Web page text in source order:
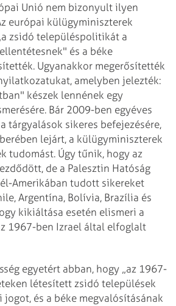
Unió nem bizonyult ilyen
európai külügyminiszterek
zsidó településpolitikát a
és a béke
Ugyanakkor megerősítették
amelyben jelezték:
készek lennének egy
Bár 2009-ben egyéves
tárgyalások sikeres befejezésére,
lejárt, a külügyminiszterek
tudomást. Úgy tűnik, hogy az
de a Palesztin Hatóság
Amerikában tudott sikereket
Argentína, Bolívia, Brazília és
kikiáltása esetén elismeri a
1967-ben Izrael által elfoglalt
egyetért abban, hogy „az 1967-
létesített zsidó települések
jogot, és a béke megvalósításának